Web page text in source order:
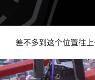
差不多到这个位置往